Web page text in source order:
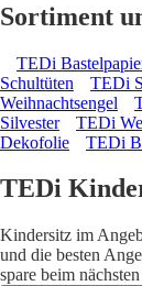
Sortiment
TEDi
Schultüten
TEDi
Weihnachtsengel
Silvester
TEDi
Dekofolie
TEDi
TEDi
Kindersitz im
und die besten
spare beim